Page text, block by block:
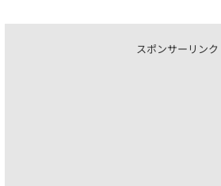
スポンサーリンク